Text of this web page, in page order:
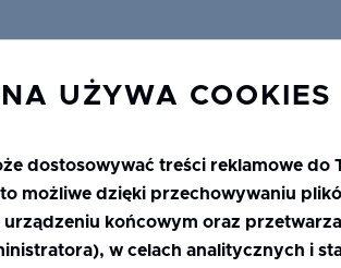
UŻYWA COOKIES
dostosowywać treści reklamowe do
możliwe dzięki przechowywaniu
końcowym oraz
w celach analitycznych i